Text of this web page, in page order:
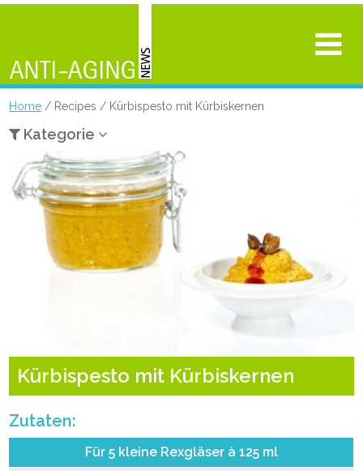
Home / Recipes / Kürbispesto mit Kürbiskernen
Kategorie
Kürbispesto mit Kürbiskernen
Zutaten:
Für 5 kleine Rexgläser à 125 ml